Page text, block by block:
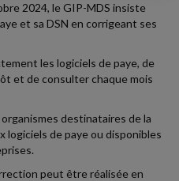
2024, le GIP-MDS insiste
et sa DSN en corrigeant ses
les logiciels de paye, de
et de consulter chaque mois
destinataires de la
de paye ou disponibles
peut être réalisée en